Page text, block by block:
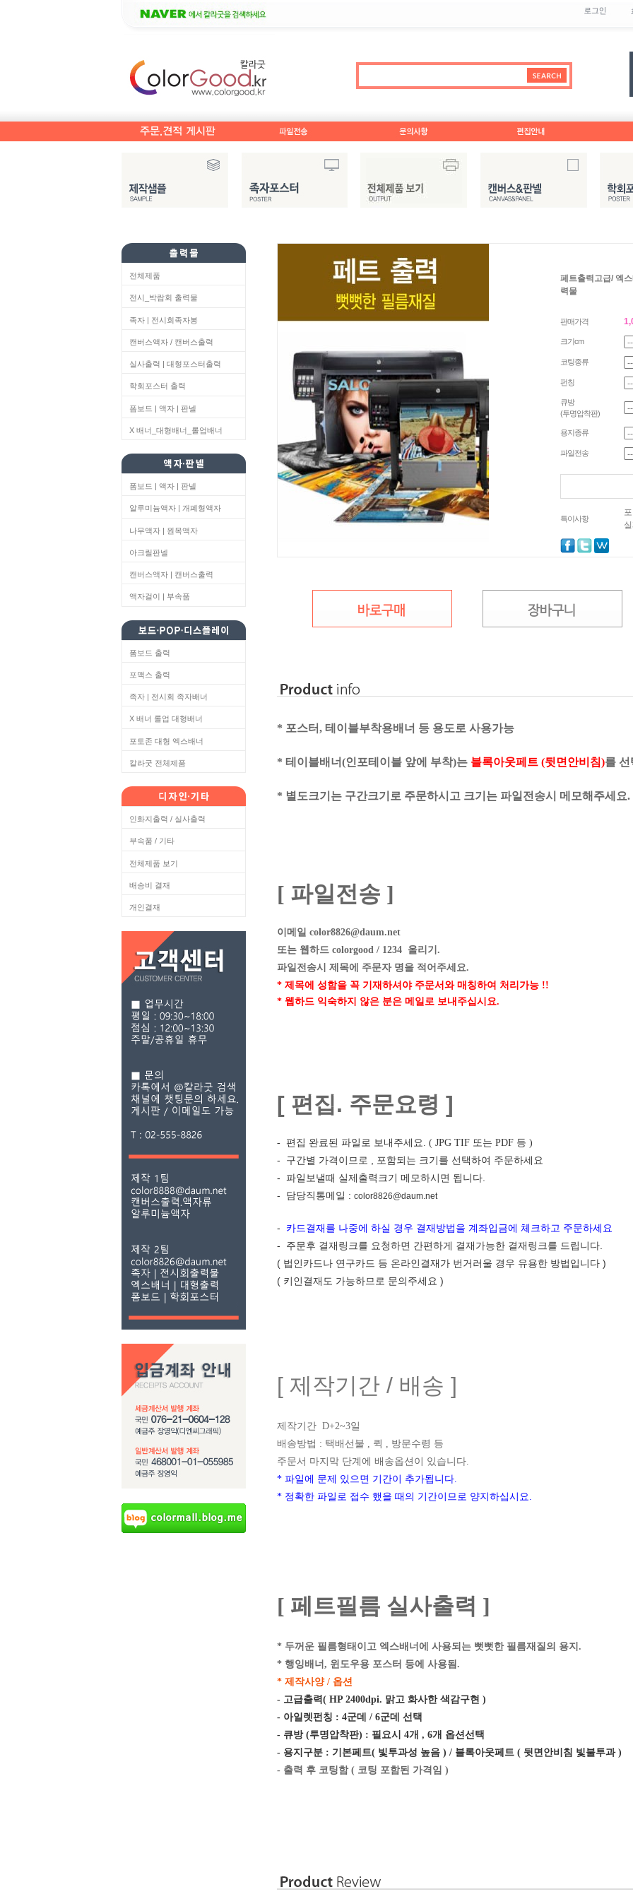
전체제품
전시_박람회 출력물
족자 | 전시회족자봉
캔버스액자 / 캔버스출력
실사출력 | 대형포스터출력
학회포스터 출력
폼보드 | 액자 | 판넬
X 배너_대형배너_롤업배너
폼보드 | 액자 | 판넬
알루미늄액자 | 개폐형액자
나무액자 | 원목액자
아크릴판넬
캔버스액자 | 캔버스출력
액자걸이 | 부속품
폼보드 출력
포맥스 출력
족자 | 전시회 족자배너
X 배너 롤업 대형배너
포토존 대형 엑스배너
칼라굿 전체제품
인화지출력 / 실사출력
부속품 / 기타
전체제품 보기
배송비 결재
개인결재
페트출력고급/ 엑
력물
판매가격
크기cm
코팅종류
펀칭
큐방
(투명압착판)
용지종류
파일전송
특이사항
* 포스터, 테이블부착용배너 등 용도로 사용가능
* 테이블배너(인포테이블 앞에 부착)는 블록아웃페트 (뒷면안비침)를 선
* 별도크기는 구간크기로 주문하시고 크기는 파일전송시 메모해주세요.
[ 파일전송 ]
이메일 color8826@daum.net
또는 웹하드 colorgood / 1234 올리기.
파일전송시 제목에 주문자 명을 적어주세요.
* 제목에 성함을 꼭 기재하셔야 주문서와 매칭하여 처리가능 !!
* 웹하드 익숙하지 않은 분은 메일로 보내주십시요.
[ 편집. 주문요령 ]
- 편집 완료된 파일로 보내주세요. ( JPG TIF 또는 PDF 등 )
- 구간별 가격이므로 , 포함되는 크기를 선택하여 주문하세요
- 파일보낼때 실제출력크기 메모하시면 됩니다.
- 담당직통메일 : color8826@daum.net
- 카드결재를 나중에 하실 경우 결재방법을 계좌입금에 체크하고 주문하세요
- 주문후 결재링크를 요청하면 간편하게 결재가능한 결재링크를 드립니다.
( 법인카드나 연구카드 등 온라인결재가 번거러울 경우 유용한 방법입니다 )
( 키인결재도 가능하므로 문의주세요 )
[ 제작기간 / 배송 ]
제작기간 D+2~3일
배송방법 : 택배선불 , 퀵 , 방문수령 등
주문서 마지막 단계에 배송옵션이 있습니다.
* 파일에 문제 있으면 기간이 추가됩니다.
* 정확한 파일로 접수 했을 때의 기간이므로 양지하십시요.
[ 페트필름 실사출력 ]
* 두꺼운 필름형태이고 엑스배너에 사용되는 뻣뻣한 필름재질의 용지.
* 행잉배너, 윈도우용 포스터 등에 사용됨.
* 제작사양 / 옵션
- 고급출력( HP 2400dpi. 맑고 화사한 색감구현 )
- 아일렛펀칭 : 4군데 / 6군데 선택
- 큐방 (투명압착판) : 필요시 4개 , 6개 옵션선택
- 용지구분 : 기본페트( 빛투과성 높음 ) / 블록아웃페트 ( 뒷면안비침 빛불투과 )
- 출력 후 코팅함 ( 코팅 포함된 가격임 )